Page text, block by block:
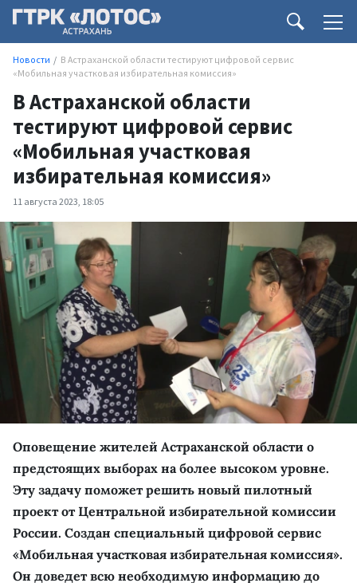
Новости
В Астраханской области тестируют цифровой сервис
«Мобильная участковая избирательная комиссия»
В Астраханской области
тестируют цифровой сервис
«Мобильная участковая
избирательная комиссия»
11 августа 2023, 18:05
Оповещение жителей Астраханской области о
предстоящих выборах на более высоком уровне.
Эту задачу поможет решить новый пилотный
проект от Центральной избирательной комиссии
России. Создан специальный цифровой сервис
«Мобильная участковая избирательная комиссия».
Он доведет всю необходимую информацию до